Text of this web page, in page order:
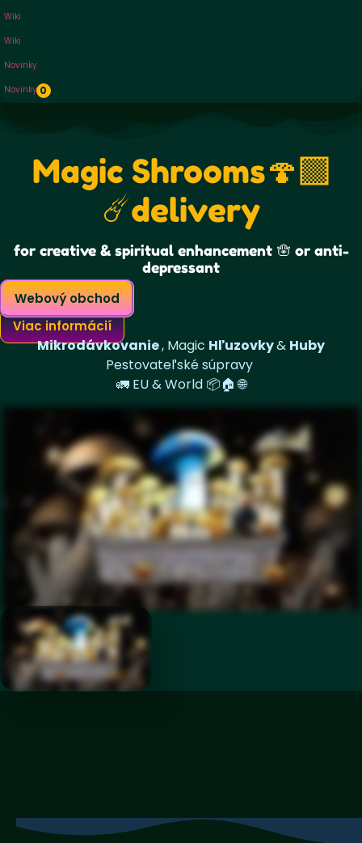
Wiki
Wiki
Novinky
Novinky 0
Magic Shrooms🍄‍🟫
☄️delivery
for creative & spiritual enhancement 🪬 or anti-
depressant
Webový obchod
Viac informácií
Mikrodávkovanie, Magic Hľuzovky& Huby
Pestovateľské súpravy
🚛EU & World 📦🏠 🌐